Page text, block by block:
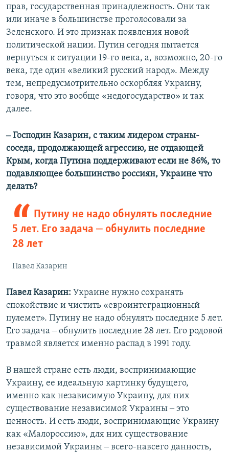
прав, государственная принадлежность. Они так
или иначе в большинстве проголосовали за
Зеленского. И это признак появления новой
политической нации. Путин сегодня пытается
вернуться к ситуации 19-го века, а, возможно, 20-го
века, где один «великий русский народ». Между
тем, непредусмотрительно оскорбляя Украину,
говоря, что это вообще «недогосударство» и так
далее.
‒ Господин Казарин, с таким лидером страны-
соседа, продолжающей агрессию, не отдающей
Крым, когда Путина поддерживают если не 86%, то
подавляющее большинство россиян, Украине что
делать?
Путину не надо обнулять последние
5 лет. Его задача ‒ обнулить последние
28 лет
Павел Казарин
Павел Казарин: Украине нужно сохранять
спокойствие и чистить «евроинтеграционный
пулемет». Путину не надо обнулять последние 5 лет.
Его задача ‒ обнулить последние 28 лет. Его родовой
травмой является именно распад в 1991 году.
В нашей стране есть люди, воспринимающие
Украину, ее идеальную картинку будущего,
именно как независимую Украину, для них
существование независимой Украины ‒ это
ценность. И есть люди, воспринимающие Украину
как «Малороссию», для них существование
независимой Украины ‒ всего-навсего данность,